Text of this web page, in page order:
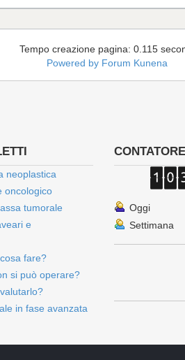
Tempo creazione pagina: 0.115
Powered by Forum Kunena
neoplastica
oncologico
tumorale
e
fare?
si può operare?
in fase avanzata
Oggi
Settimana